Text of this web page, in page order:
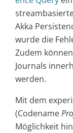
Akka
wurde die
Zudem
Journals
werden.
Mit dem
(Codename
Möglichkeit